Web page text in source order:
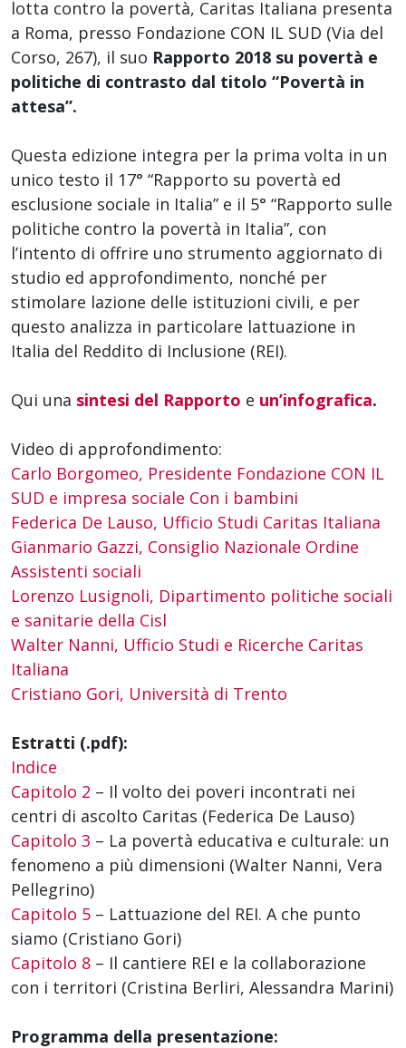
lotta contro la povertà, Caritas Italiana presenta
a Roma, presso Fondazione CON IL SUD (Via del
Corso, 267), il suo Rapporto 2018 su povertà e
politiche di contrasto dal titolo “Povertà in
attesa”.
Questa edizione integra per la prima volta in un
unico testo il 17° “Rapporto su povertà ed
esclusione sociale in Italia” e il 5° “Rapporto sulle
politiche contro la povertà in Italia”, con
l’intento di offrire uno strumento aggiornato di
studio ed approfondimento, nonché per
stimolare lazione delle istituzioni civili, e per
questo analizza in particolare lattuazione in
Italia del Reddito di Inclusione (REI).
Qui una sintesi del Rapporto e un’infografica.
Video di approfondimento:
Carlo Borgomeo, Presidente Fondazione CON IL
SUD e impresa sociale Con i bambini
Federica De Lauso, Ufficio Studi Caritas Italiana
Gianmario Gazzi, Consiglio Nazionale Ordine
Assistenti sociali
Lorenzo Lusignoli, Dipartimento politiche sociali
e sanitarie della Cisl
Walter Nanni, Ufficio Studi e Ricerche Caritas
Italiana
Cristiano Gori, Università di Trento
Estratti (.pdf):
Indice
Capitolo 2 – Il volto dei poveri incontrati nei
centri di ascolto Caritas (Federica De Lauso)
Capitolo 3 – La povertà educativa e culturale: un
fenomeno a più dimensioni (Walter Nanni, Vera
Pellegrino)
Capitolo 5 – Lattuazione del REI. A che punto
siamo (Cristiano Gori)
Capitolo 8 – Il cantiere REI e la collaborazione
con i territori (Cristina Berliri, Alessandra Marini)
Programma della presentazione: